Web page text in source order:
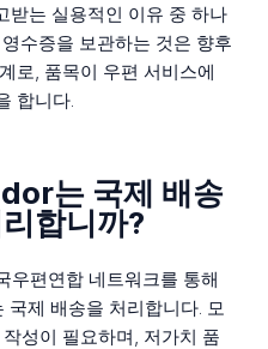
받는 실용적인 이유 중 하나
수증을 보관하는 것은 향후
로, 품목이 우편 서비스에
합니다.
는 국제 배송
합니까?
우편연합 네트워크를 통해
제 배송을 처리합니다. 모
성이 필요하며, 저가치 품